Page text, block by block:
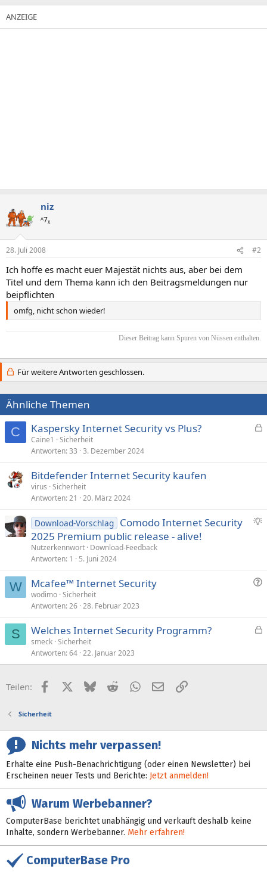
niz
ᴬ7ᵪ
28. Juli 2008 #2
Ich hoffe es macht euer Majestät nichts aus, aber bei dem
Titel und dem Thema kann ich den Beitragsmeldungen nur
beipflichten
omfg, nicht schon wieder!
Dieser Beitrag kann Spuren von Nüssen enthalten.​
Für weitere Antworten geschlossen.
Ähnliche Themen
C
p
Kaspersky Internet Security vs Plus?
Caine1
Sicherheit
Antworten 33 3. Dezember 2024
Bitdefender Internet Security kaufen
virus Sicherheit
Antworten 21 20. März 2024
V
c
h
g
Download-Vorschlag Comodo Internet Security
2025 Premium public release - alive!
Nutzerkennwort Download-Feedback
Antworten 1 5. Juni 2024
W
F
g
e
Mcafee™ Internet Security
wodimo Sicherheit
Antworten 26 28. Februar 2023
S
p
Welches Internet Security Programm?
smeck Sicherheit
Antworten 64 22. Januar 2023
Teilen: FacebookX (Twitter)
BlueskyRedditWhatsApp
E-MailLink
Sicherheit
Nichts mehr verpassen!
Erhalte eine Push-Benachrichtigung (oder einen Newsletter) bei
Erscheinen neuer Tests und Berichte: Jetzt anmelden!
Warum Werbebanner?
ComputerBase berichtet unabhängig und verkauft deshalb keine
Inhalte, sondern Werbebanner. Mehr erfahren!
ComputerBase Pro